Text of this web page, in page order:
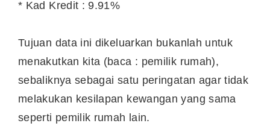
* Kad Kredit : 9.91%
Tujuan data ini dikeluarkan bukanlah untuk
menakutkan kita (baca : pemilik rumah),
sebaliknya sebagai satu peringatan agar tidak
melakukan kesilapan kewangan yang sama
seperti pemilik rumah lain.